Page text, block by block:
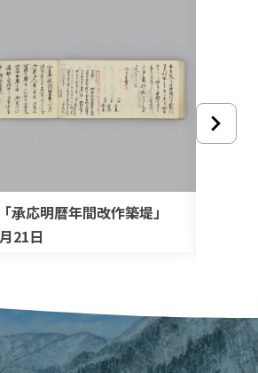
承応明暦年間改作築堤」
21日